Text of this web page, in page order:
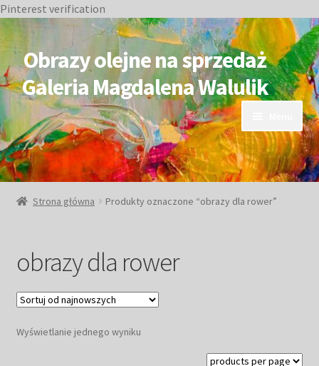
Pinterest verification
do
nawigacji
do
treści
Obrazy olejne na sprzedaż
Galeria Magdalena Walulik
OBRAZY DOSTĘPNE
Małe obrazy
Postacie
Kwiaty
Strona główna Produkty oznaczone “obrazy dla rower”
obrazy dla rower
Wyświetlanie jednego wyniku